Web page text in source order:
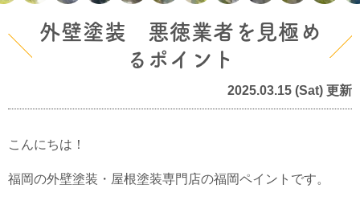
外壁塗装 悪徳業者を見極め
るポイント
2025.03.15 (Sat) 更新
こんにちは！
福岡の外壁塗装・屋根塗装専門店の福岡ペイントです。